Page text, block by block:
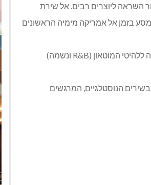
השראה ליוצרים רבים. אל שירת
בזמן אל אמריקה מימיה הראשונים
להקת בנות מוסיקאיות, שלוש זמרות וארבע נגניות, במחווה ללהיטי המוטאון (R&B ונשמה)
בשירים הנוסטלגיים, המרגשים